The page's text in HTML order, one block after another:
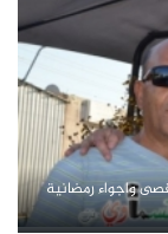
واجواء رمضانية